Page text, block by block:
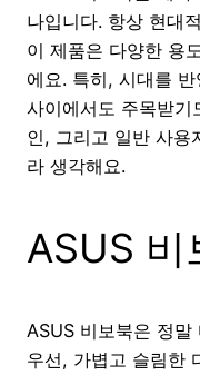
나입니다. 항상 현대
이 제품은 다양한 용
에요. 특히, 시대를
사이에서도 주목받
인, 그리고 일반 사용
라 생각해요.
ASUS 비
ASUS 비보북은 정
우선, 가볍고 슬림한